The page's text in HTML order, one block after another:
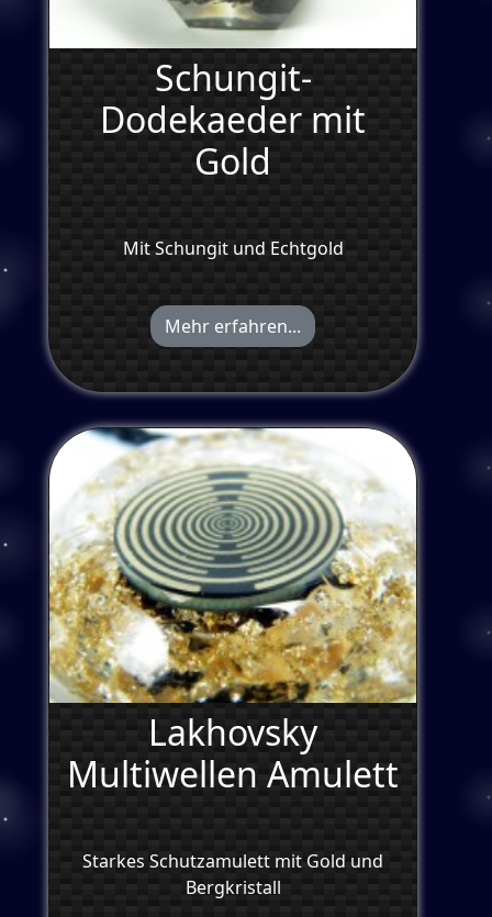
Schungit-
Dodekaeder mit
Gold
Mit Schungit und Echtgold
Mehr erfahren...
Lakhovsky
Multiwellen Amulett
Starkes Schutzamulett mit Gold und
Bergkristall